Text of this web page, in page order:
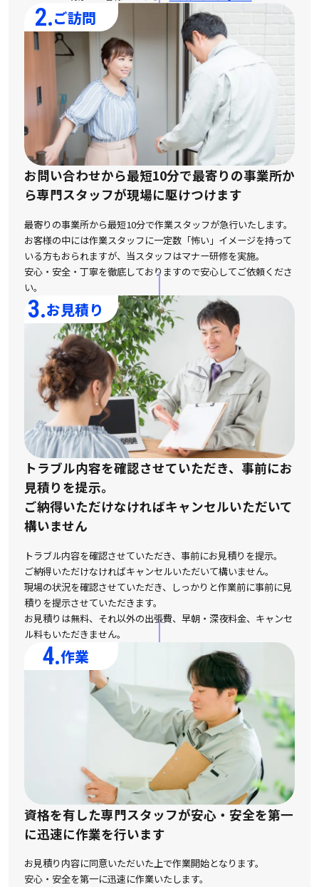
2.ご訪問
お問い合わせから最短10分で最寄りの事業所か
ら専門スタッフが現場に駆けつけます
最寄りの事業所から最短10分で作業スタッフが急行いたします。
お客様の中には作業スタッフに一定数「怖い」イメージを持って
いる方もおられますが、 当スタッフはマナー研修を実施。
安心・安全・丁寧を徹底しておりますので安心してご依頼くださ
い。
3.お見積り
トラブル内容を確認させていただき、事前にお
見積りを提示。
ご納得いただけなければキャンセルいただいて
構いません
トラブル内容を確認させていただき、事前にお見積りを提示。
ご納得いただけなければキャンセルいただいて構いません。
現場の状況を確認させていただき、しっかりと作業前に事前に見
積りを提示させていただきます。
お見積りは無料、それ以外の出張費、早朝・深夜料金、キャンセ
ル料もいただきません。
4.作業
資格を有した専門スタッフが安心・安全を第一
に迅速に作業を行います
お見積り内容に同意いただいた上で作業開始となります。
安心・安全を第一に迅速に作業いたします。